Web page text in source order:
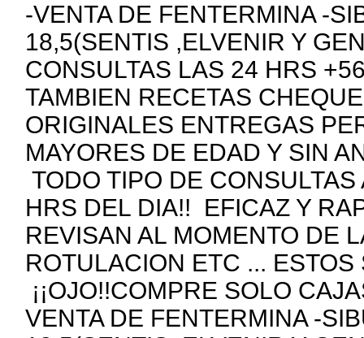
-VENTA DE FENTERMINA -
18,5(SENTIS ,ELVENIR Y
CONSULTAS LAS 24 HRS
TAMBIEN RECETAS
ORIGINALES ENTREGAS
MAYORES DE EDAD Y SIN
TODO TIPO DE
HRS DEL DIA!! EFICAZ Y
REVISAN AL MOMENTO DE
ROTULACION ETC ...
¡¡OJO!!COMPRE SOLO
VENTA DE FENTERMINA -